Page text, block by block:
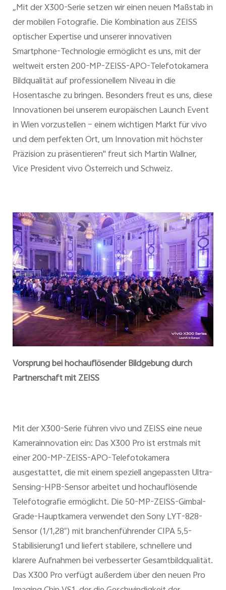
„Mit der X300-Serie setzen wir einen neuen Maßstab in
der mobilen Fotografie. Die Kombination aus ZEISS
optischer Expertise und unserer innovativen
Smartphone-Technologie ermöglicht es uns, mit der
weltweit ersten 200-MP-ZEISS-APO-Telefotokamera
Bildqualität auf professionellem Niveau in die
Hosentasche zu bringen. Besonders freut es uns, diese
Innovationen bei unserem europäischen Launch Event
in Wien vorzustellen – einem wichtigen Markt für vivo
und dem perfekten Ort, um Innovation mit höchster
Präzision zu präsentieren" freut sich Martin Wallner,
Vice President vivo Österreich und Schweiz.
Vorsprung bei hochauflösender Bildgebung durch
Partnerschaft mit ZEISS
Mit der X300-Serie führen vivo und ZEISS eine neue
Kamerainnovation ein: Das X300 Pro ist erstmals mit
einer 200-MP-ZEISS-APO-Telefotokamera
ausgestattet, die mit einem speziell angepassten Ultra-
Sensing-HPB-Sensor arbeitet und hochauflösende
Telefotografie ermöglicht. Die 50-MP-ZEISS-Gimbal-
Grade-Hauptkamera verwendet den Sony LYT-828-
Sensor (1/1,28″) mit branchenführender CIPA 5,5-
Stabilisierung1 und liefert stabilere, schnellere und
klarere Aufnahmen bei verbesserter Gesamtbildqualität.
Das X300 Pro verfügt außerdem über den neuen Pro